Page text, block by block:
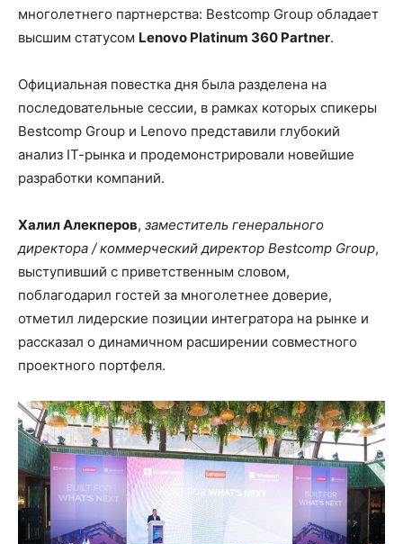
многолетнего партнерства: Bestcomp Group обладает
высшим статусом Lenovo Platinum 360 Partner.
Официальная повестка дня была разделена на
последовательные сессии, в рамках которых спикеры
Bestcomp Group и Lenovo представили глубокий
анализ IТ-рынка и продемонстрировали новейшие
разработки компаний.
Халил Алекперов, заместитель генерального
директора / коммерческий директор Bestcomp Group,
выступивший с приветственным словом,
поблагодарил гостей за многолетнее доверие,
отметил лидерские позиции интегратора на рынке и
рассказал о динамичном расширении совместного
проектного портфеля.